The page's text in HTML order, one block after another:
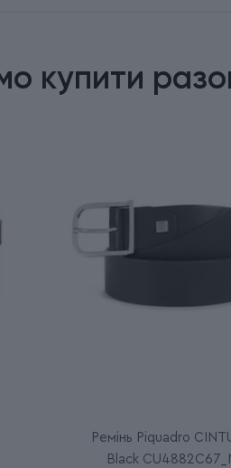
купити
Ремінь Piquadro
Black